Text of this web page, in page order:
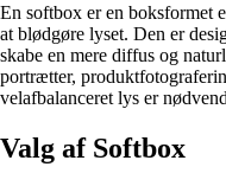
En softbox er en boksformet
at blødgøre lyset. Den er
skabe en mere diffus og
portrætter,
velafbalanceret lys er
Valg af Softbox